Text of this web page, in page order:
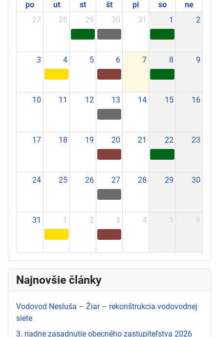
po ut st št pi so
ne
27
28 29 30 31 1 2
3 4 5 6 7 8 9
10 11 12 13 14 15 16
17 18 19 20 21 22 23
24 25 26 27 28 29 30
31 1 2 3 4 5 6
Najnovšie články
Vodovod Nesluša – Žiar – rekonštrukcia vodovodnej
siete
3. riadne zasadnutie obecného zastupiteľstva 2026